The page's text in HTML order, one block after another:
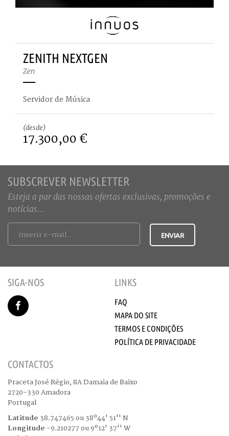
ZENITH NEXTGEN
Zen
Servidor de Música
(desde)
17.300,00 €
SUBSCREVER NEWSLETTER
Esteja a par das nossas ofertas exclusivas, promoções e
notícias...
SIGA-NOS LINKS
FAQ
MAPA DO SITE
TERMOS E CONDIÇÕES
POLÍTICA DE PRIVACIDADE
CONTACTOS
Praceta José Régio, 8A Damaia de Baixo
2720-330 Amadora
Portugal
Latitude 38.747465 ou 38º44' 51'' N
Longitude -9.210277 ou 9º12' 37'' W